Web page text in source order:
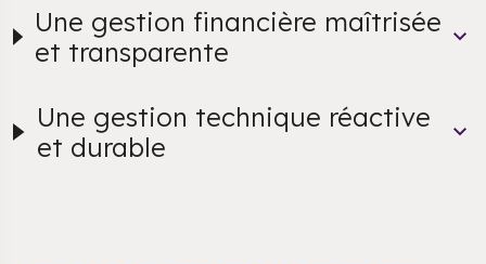
Une gestion financière maîtrisée
et transparente
Une gestion technique réactive
et durable